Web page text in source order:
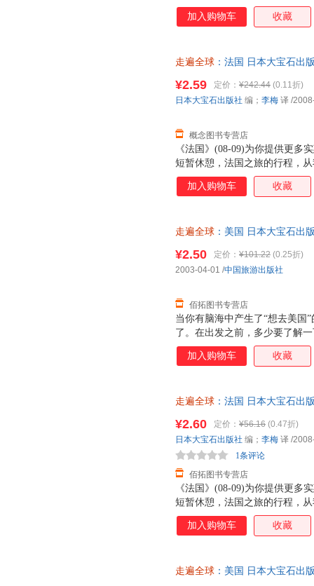
图片和双语制作，获得了大家
球系列旅游指南一贯坚持自己
的精美，让走遍全球走进每位
不同，图片更加清晰精美，信
奇，一定会让读者觉得好看好
加入购物车 收藏
走遍全球 ：法国 日本大宝石出
《法国》(08-09)为你提供更多
短暂休憩，法国之旅的行程，
式探索法国。徜徉在巴黎圣母
西莫多的命运沉思；顺着沙莫
¥2.59 定价： ¥242.44 (0.11折)
概念图书专营店
日本大宝石出版社 编； 李梅 译 /
加入购物车 收藏
走遍全球 ：美国 日本大宝石出
当你有脑海中产生了“想去美国
了。在出发之前，多少要了解
系到旅行质量的好坏。比如，
对对方的习惯风俗了解一点的
方面来认识美国！
¥2.50 定价： ¥101.22 (0.25折)
佰拓图书专营店
2003-04-01 /中国旅游出版社
加入购物车 收藏
走遍全球 ：法国 日本大宝石出
《法国》(08-09)为你提供更多
短暂休憩，法国之旅的行程，
式探索法国。徜徉在巴黎圣母
西莫多的命运沉思；顺着沙莫
¥2.60 定价： ¥56.16 (0.47折)
佰拓图书专营店
1条评论
日本大宝石出版社 编； 李梅 译 /
加入购物车 收藏
走遍全球 ：美国 日本大宝石出